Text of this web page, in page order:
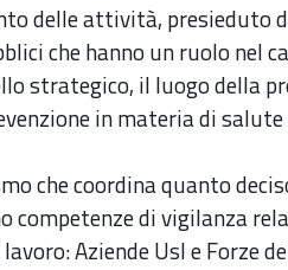
delle attività, presieduto
che hanno un ruolo nel
strategico, il luogo della
in materia di salute
che coordina quanto
competenze di vigilanza
Aziende Usl e Forze